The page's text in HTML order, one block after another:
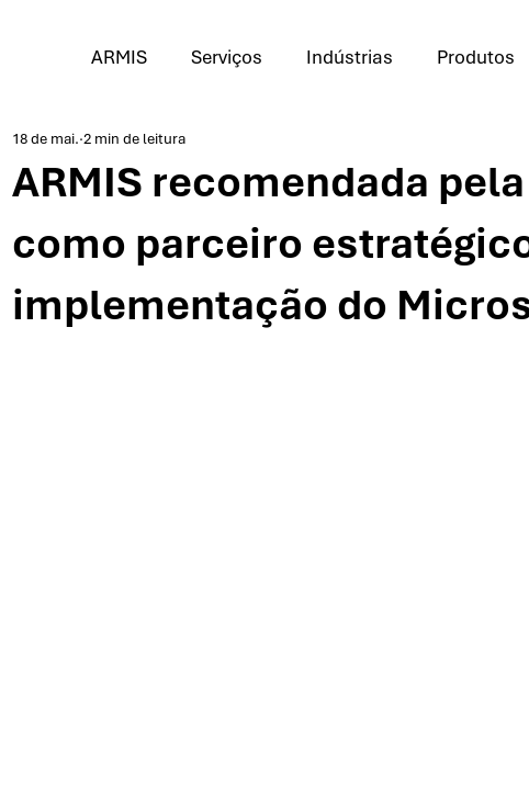
ARMIS Serviços Indústrias Produtos
ARMIS recomendada
como parceiro
implementação do
18 de mai. 2 min de leitura